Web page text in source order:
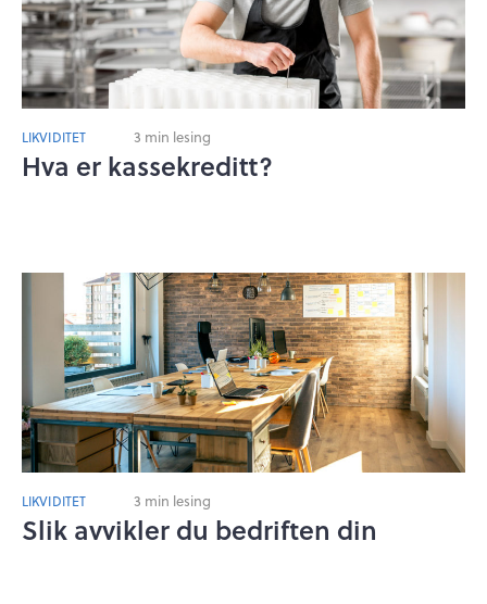
LIKVIDITET 3 min lesing
Hva er kassekreditt?
LIKVIDITET 3 min lesing
Slik avvikler du bedriften din